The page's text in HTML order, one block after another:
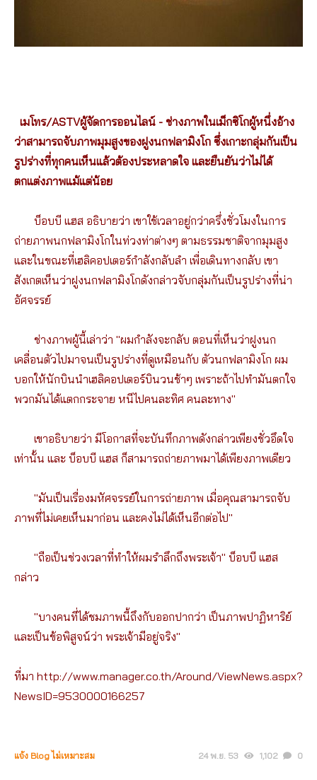
เมโทร/ASTVผู้จัดการออนไลน์ - ช่างภาพในเม็กซิโกผู้หนึ่งอ้าง
ว่าสามารถจับภาพมุมสูงของฝูงนกฟลามิงโก ซึ่งเกาะกลุ่มกันเป็น
รูปร่างที่ทุกคนเห็นแล้วต้องประหลาดใจ และยืนยันว่าไม่ได้
ตกแต่งภาพแม้แต่น้อย
บ็อบบี แฮส อธิบายว่า เขาใช้เวลาอยู่กว่าครึ่งชั่วโมงในการ
ถ่ายภาพนกฟลามิงโกในท่วงท่าต่างๆ ตามธรรมชาติจากมุมสูง
และในขณะที่เฮลิคอปเตอร์กำลังกลับลำ เพื่อเดินทางกลับ เขา
สังเกตเห็นว่าฝูงนกฟลามิงโกดังกล่าวจับกลุ่มกันเป็นรูปร่างที่น่า
อัศจรรย์
ช่างภาพผู้นี้เล่าว่า "ผมกำลังจะกลับ ตอนที่เห็นว่าฝูงนก
เคลื่อนตัวไปมาจนเป็นรูปร่างที่ดูเหมือนกับ ตัวนกฟลามิงโก ผม
บอกให้นักบินนำเฮลิคอปเตอร์บินวนช้าๆ เพราะถ้าไปทำมันตกใจ
พวกมันได้แตกกระจาย หนีไปคนละทิศ คนละทาง"
เขาอธิบายว่า มีโอกาสที่จะบันทึกภาพดังกล่าวเพียงชั่วอึดใจ
เท่านั้น และ บ็อบบี แฮส ก็สามารถถ่ายภาพมาได้เพียงภาพเดียว
"มันเป็นเรื่องมหัศจรรย์ในการถ่ายภาพ เมื่อคุณสามารถจับ
ภาพที่ไม่เคยเห็นมาก่อน และคงไม่ได้เห็นอีกต่อไป"
"ถือเป็นช่วงเวลาที่ทำให้ผมรำลึกถึงพระเจ้า" บ็อบบี แฮส
กล่าว
"บางคนที่ได้ชมภาพนี้ถึงกับออกปากว่า เป็นภาพปาฏิหาริย์
และเป็นข้อพิสูจน์ว่า พระเจ้ามีอยู่จริง"
ที่มา http://www.manager.co.th/Around/ViewNews.aspx?
NewsID=9530000166257
แจ้ง Blog ไม่เหมาะสม 24 พ.ย. 53 1,102 0